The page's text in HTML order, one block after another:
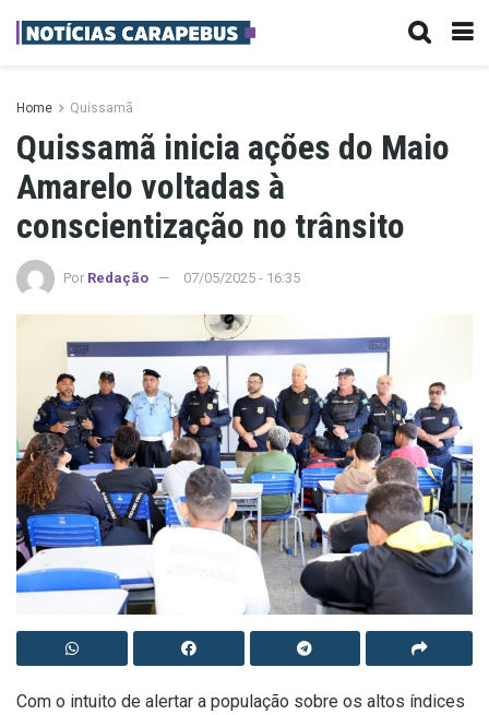
Home Quissamã
Quissamã inicia ações do Maio
Amarelo voltadas à
conscientização no trânsito
Por Redação 07/05/2025 - 16:35
Com o intuito de alertar a população sobre os altos índices